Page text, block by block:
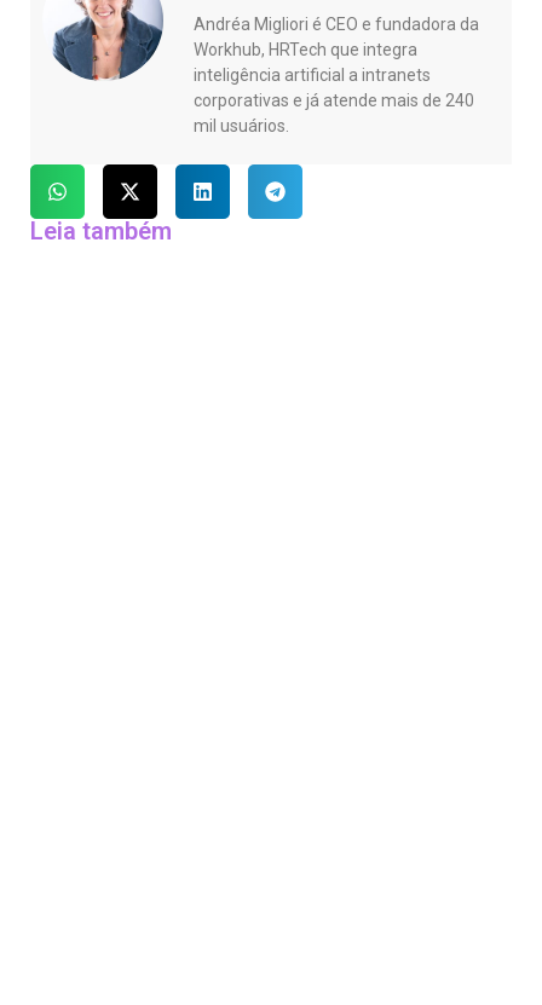
Andréa Migliori é CEO e fundadora da
Workhub, HRTech que integra
inteligência artificial a intranets
corporativas e já atende mais de 240
mil usuários.
Leia também